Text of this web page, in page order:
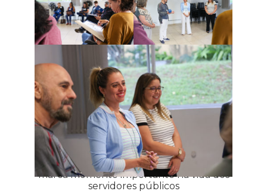
Programa contará com 11 encontros e
marca momento importante na vida dos
servidores públicos